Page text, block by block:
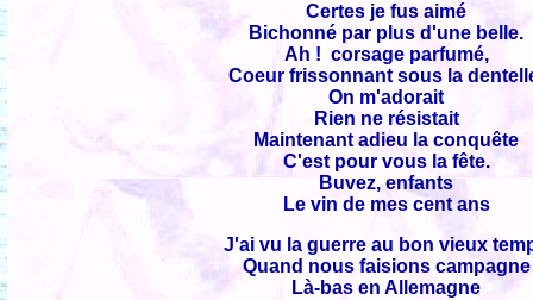
Certes je fus aimé
Bichonné par plus d'une belle.
Ah ! corsage parfumé,
Coeur frissonnant sous la
On m'adorait
Rien ne résistait
Maintenant adieu la conquête
C'est pour vous la fête.
Buvez, enfants
Le vin de mes cent ans
J'ai vu la guerre au bon vieux
Quand nous faisions campagne
Là-bas en Allemagne